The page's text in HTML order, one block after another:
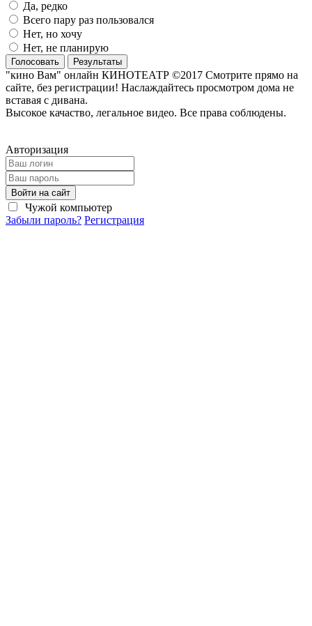
Да, редко
Всего пару раз пользовался
Нет, но хочу
Нет, не планирую
Голосовать Результаты
"кино Вам" онлайн КИНОТЕАТР ©2017 Смотрите прямо на
сайте, без регистрации! Наслаждайтесь просмотром дома не
вставая с дивана.
Высокое качаство, легальное видео. Все права соблюдены.
Авторизация
Войти на сайт
Чужой компьютер
Забыли пароль? Регистрация